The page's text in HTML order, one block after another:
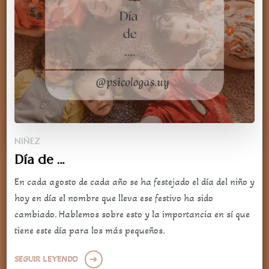
NIÑEZ
Día de …
En cada agosto de cada año se ha festejado el día del niño y
hoy en día el nombre que lleva ese festivo ha sido
cambiado. Hablemos sobre esto y la importancia en sí que
tiene este día para los más pequeños.
SEGUIR LEYENDO